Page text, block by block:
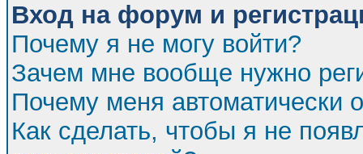
Вход на форум и
Почему я не могу войти?
Зачем мне вообще нужно
Почему меня автоматически
Как сделать, чтобы я не